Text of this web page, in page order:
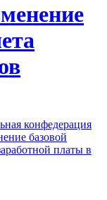
конфедерация
базовой
платы в